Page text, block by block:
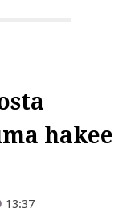
hakee
13:37